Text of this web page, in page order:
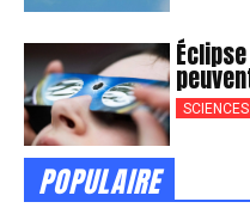
SCIENCES
POPULAIRE